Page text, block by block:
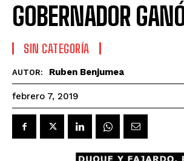
GOBERNADOR
SIN CATEGORÍA
AUTOR: Ruben Benjumea
febrero 7, 2019